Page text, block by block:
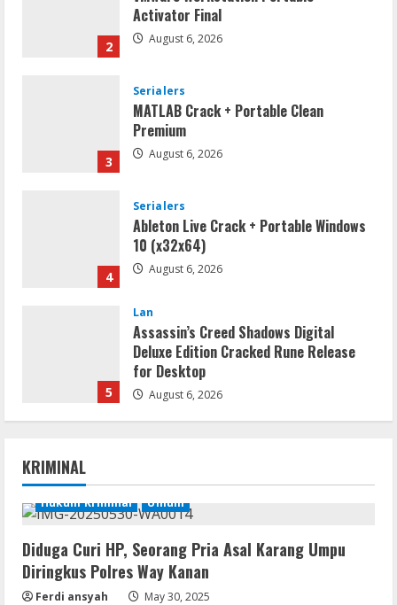
2
Activator Final
August 6, 2026
3
Serialers
MATLAB Crack + Portable Clean
Premium
August 6, 2026
4
Serialers
Ableton Live Crack + Portable Windows
10 (x32x64)
August 6, 2026
5
Lan
Assassin’s Creed Shadows Digital
Deluxe Edition Cracked Rune Release
for Desktop
August 6, 2026
1 August 7, 2026
Serialers
VMware Workstation Portable +
Activator Final
KRIMINAL
Hukum Kriminal Umum
Diduga Curi HP, Seorang Pria Asal Karang Umpu
Diringkus Polres Way Kanan
Ferdi ansyah May 30, 2025